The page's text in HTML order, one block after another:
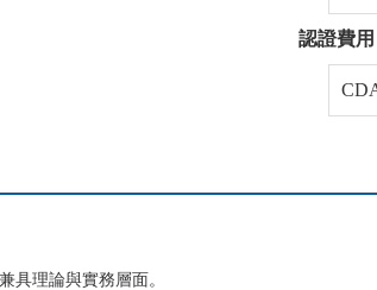
認證費用
具理論與實務層面。